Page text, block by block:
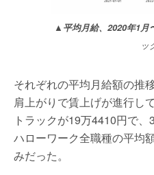
▲平均月給、2020年1月
ッ
それぞれの平均月給額の推
肩上がりで賃上げが進行し
トラックが19万4410円で、
ハローワーク全職種の平均
みだった。